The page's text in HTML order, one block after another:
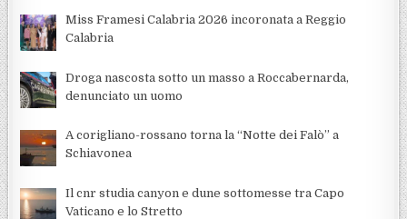
Miss Framesi Calabria 2026 incoronata a Reggio
Calabria
Droga nascosta sotto un masso a Roccabernarda,
denunciato un uomo
A corigliano-rossano torna la “Notte dei Falò” a
Schiavonea
Il cnr studia canyon e dune sottomesse tra Capo
Vaticano e lo Stretto